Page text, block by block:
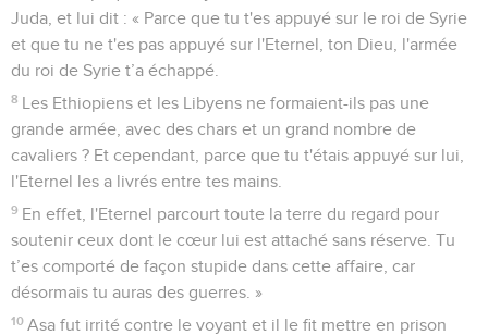
Juda, et lui dit : « Parce que tu t'es appuyé sur le roi de Syrie
et que tu ne t'es pas appuyé sur l'Eternel, ton Dieu, l'armée
du roi de Syrie t’a échappé.
8 Les Ethiopiens et les Libyens ne formaient-ils pas une
grande armée, avec des chars et un grand nombre de
cavaliers ? Et cependant, parce que tu t'étais appuyé sur lui,
l'Eternel les a livrés entre tes mains.
9 En effet, l'Eternel parcourt toute la terre du regard pour
soutenir ceux dont le cœur lui est attaché sans réserve. Tu
t’es comporté de façon stupide dans cette affaire, car
désormais tu auras des guerres. »
10 Asa fut irrité contre le voyant et il le fit mettre en prison